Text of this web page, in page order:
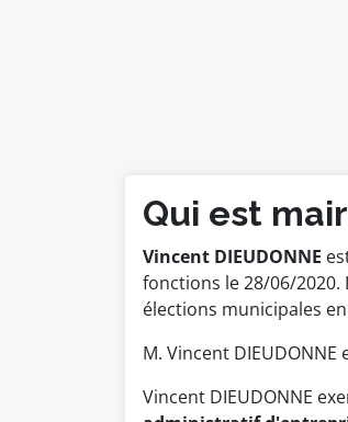
Qui est
Vincent DIEUDONNE
fonctions le 28/06/2020.
élections municipales
M. Vincent DIEUDONNE
Vincent DIEUDONNE